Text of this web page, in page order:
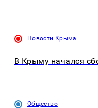
Новости Крыма
В Крыму начался
Общество